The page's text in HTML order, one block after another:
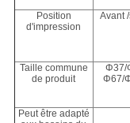
Position
d'impression
Avant
Taille commune
de produit
Φ37/
Φ67/
Peut être adapté